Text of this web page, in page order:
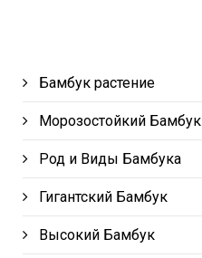
Бамбук растение
Морозостойкий Бамбук
Род и Виды Бамбука
Гигантский Бамбук
Высокий Бамбук